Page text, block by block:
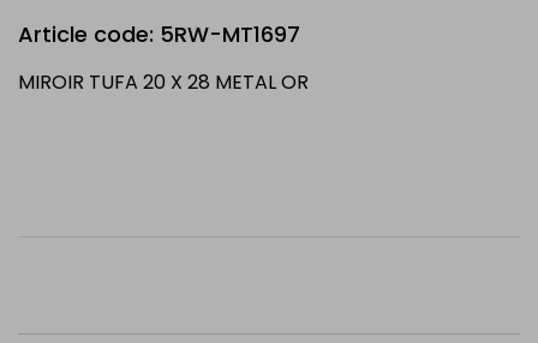
Article code: 5RW-MT1697
MIROIR TUFA 20 X 28 METAL OR